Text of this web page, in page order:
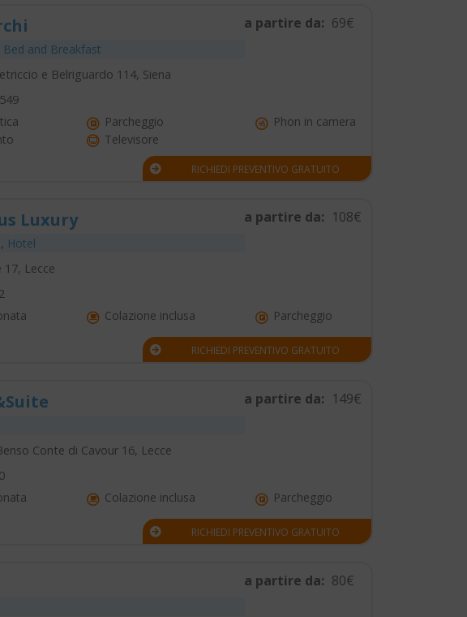
Bed and Breakfast
a partire da: 69€
e Belriguardo 114, Siena
Parcheggio
Phon in camera
Televisore
RICHIEDI PREVENTIVO GRATUITO
Luxury
, Hotel
a partire da: 108€
17, Lecce
Colazione inclusa Parcheggio
RICHIEDI PREVENTIVO GRATUITO
a partire da: 149€
Conte di Cavour 16, Lecce
Colazione inclusa Parcheggio
RICHIEDI PREVENTIVO GRATUITO
a partire da: 80€